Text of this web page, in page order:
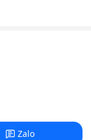
Zalo